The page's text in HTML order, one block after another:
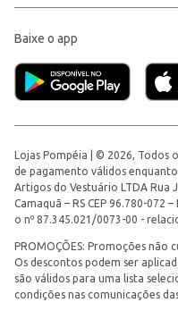
Baixe o app
Lojas Pompéia | © 2026, Todos
de pagamento válidos
Artigos do Vestuário LTDA Rua
Camaquã – RS CEP 96.780-072
o nº 87.345.021/0073-00 -
PROMOÇÕES: Promoções
Os descontos podem ser
são válidos para uma lista
condições nas comunicações